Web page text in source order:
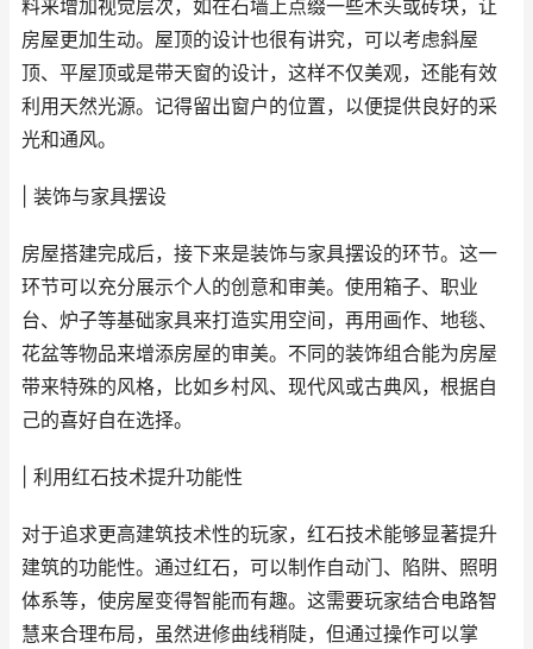
料来增加视觉层次，如在石墙上点缀一些木头或砖块，让
房屋更加生动。屋顶的设计也很有讲究，可以考虑斜屋
顶、平屋顶或是带天窗的设计，这样不仅美观，还能有效
利用天然光源。记得留出窗户的位置，以便提供良好的采
光和通风。
| 装饰与家具摆设
房屋搭建完成后，接下来是装饰与家具摆设的环节。这一
环节可以充分展示个人的创意和审美。使用箱子、职业
台、炉子等基础家具来打造实用空间，再用画作、地毯、
花盆等物品来增添房屋的审美。不同的装饰组合能为房屋
带来特殊的风格，比如乡村风、现代风或古典风，根据自
己的喜好自在选择。
| 利用红石技术提升功能性
对于追求更高建筑技术性的玩家，红石技术能够显著提升
建筑的功能性。通过红石，可以制作自动门、陷阱、照明
体系等，使房屋变得智能而有趣。这需要玩家结合电路智
慧来合理布局，虽然进修曲线稍陡，但通过操作可以掌